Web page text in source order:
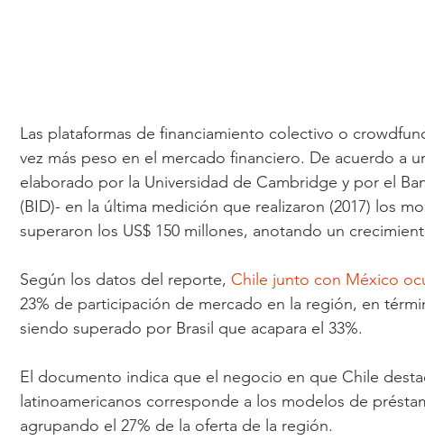
Las plataformas de financiamiento colectivo o
vez más peso en el mercado financiero. De acuerdo a
elaborado por la Universidad de Cambridge y por el
(BID)- en la última medición que realizaron (2017) los
superaron los US$ 150 millones, anotando un
Según los datos del reporte, Chile junto con México
23% de participación de mercado en la región, en
siendo superado por Brasil que acapara el 33%.
El documento indica que el negocio en que Chile
latinoamericanos corresponde a los modelos de
agrupando el 27% de la oferta de la región.